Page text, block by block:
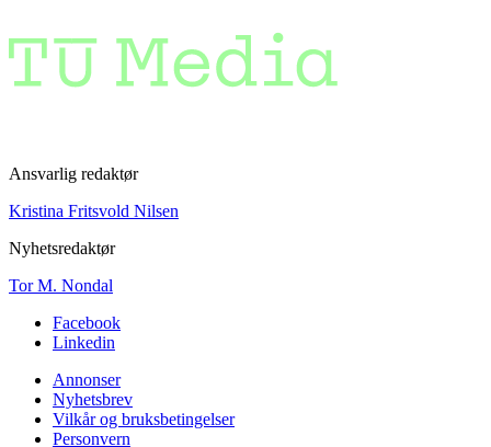
Ansvarlig redaktør
Kristina Fritsvold Nilsen
Nyhetsredaktør
Tor M. Nondal
Facebook
Linkedin
Annonser
Nyhetsbrev
Vilkår og bruksbetingelser
Personvern